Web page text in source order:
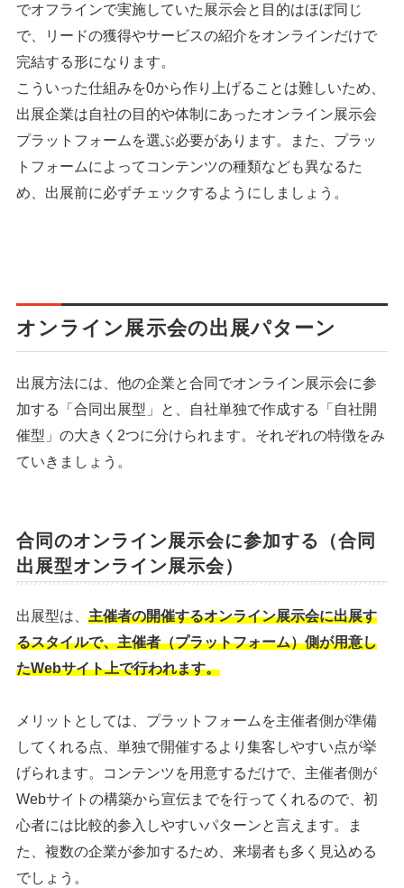
でオフラインで実施していた展示会と目的はほぼ同じ
で、リードの獲得やサービスの紹介をオンラインだけで
完結する形になります。
こういった仕組みを0から作り上げることは難しいため、
出展企業は自社の目的や体制にあったオンライン展示会
プラットフォームを選ぶ必要があります。また、プラッ
トフォームによってコンテンツの種類なども異なるた
め、出展前に必ずチェックするようにしましょう。
オンライン展示会の出展パターン
出展方法には、他の企業と合同でオンライン展示会に参
加する「合同出展型」と、自社単独で作成する「自社開
催型」の大きく2つに分けられます。それぞれの特徴をみ
ていきましょう。
合同のオンライン展示会に参加する（合同
出展型オンライン展示会）
出展型は、 主催者の開催するオンライン展示会に出展す
るスタイルで、主催者（プラットフォーム）側が用意し
たWebサイト上で行われます。
メリットとしては、プラットフォームを主催者側が準備
してくれる点、単独で開催するより集客しやすい点が挙
げられます。コンテンツを用意するだけで、主催者側が
Webサイトの構築から宣伝までを行ってくれるので、初
心者には比較的参入しやすいパターンと言えます。ま
た、複数の企業が参加するため、来場者も多く見込める
でしょう。